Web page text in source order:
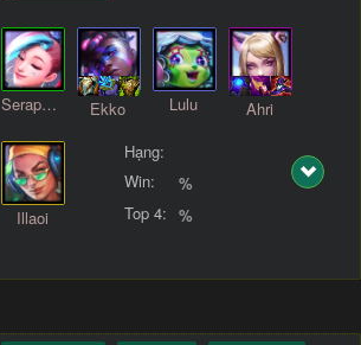
Seraphine Ekko Lulu Ahri
Illaoi
Hạng:
Win:
%
Top 4: %